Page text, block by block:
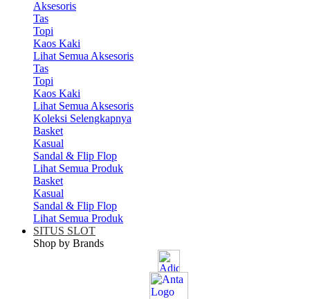
Aksesoris
Tas
Topi
Kaos Kaki
Lihat Semua Aksesoris
Tas
Topi
Kaos Kaki
Lihat Semua Aksesoris
Koleksi Selengkapnya
Basket
Kasual
Sandal & Flip Flop
Lihat Semua Produk
Basket
Kasual
Sandal & Flip Flop
Lihat Semua Produk
SITUS SLOT
Shop by Brands